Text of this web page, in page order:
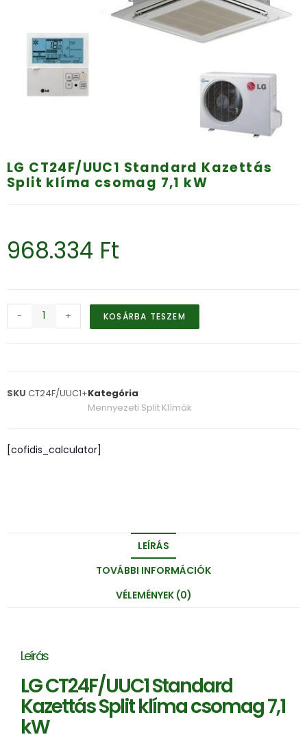
LG CT24F/UUC1 Standard Kazettás
Split klíma csomag 7,1 kW
968.334 Ft
- + KOSÁRBA TESZEM
SKU CT24F/UUC1+Kategória
Mennyezeti Split Klímák
[cofidis_calculator]
LEÍRÁS
TOVÁBBI INFORMÁCIÓK
VÉLEMÉNYEK (0)
Leírás
LG CT24F/UUC1 Standard
Kazettás Split klíma csomag 7,1
kW